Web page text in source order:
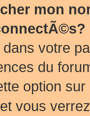
mon
votre
du
option sur
vous